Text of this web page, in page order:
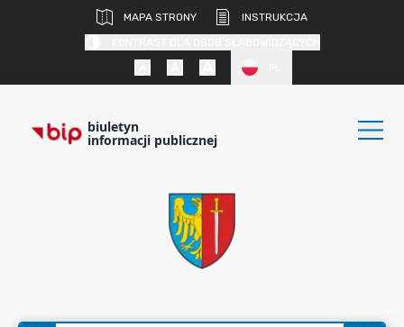
MAPA STRONY
INSTRUKCJA
biuletyn
informacji publicznej